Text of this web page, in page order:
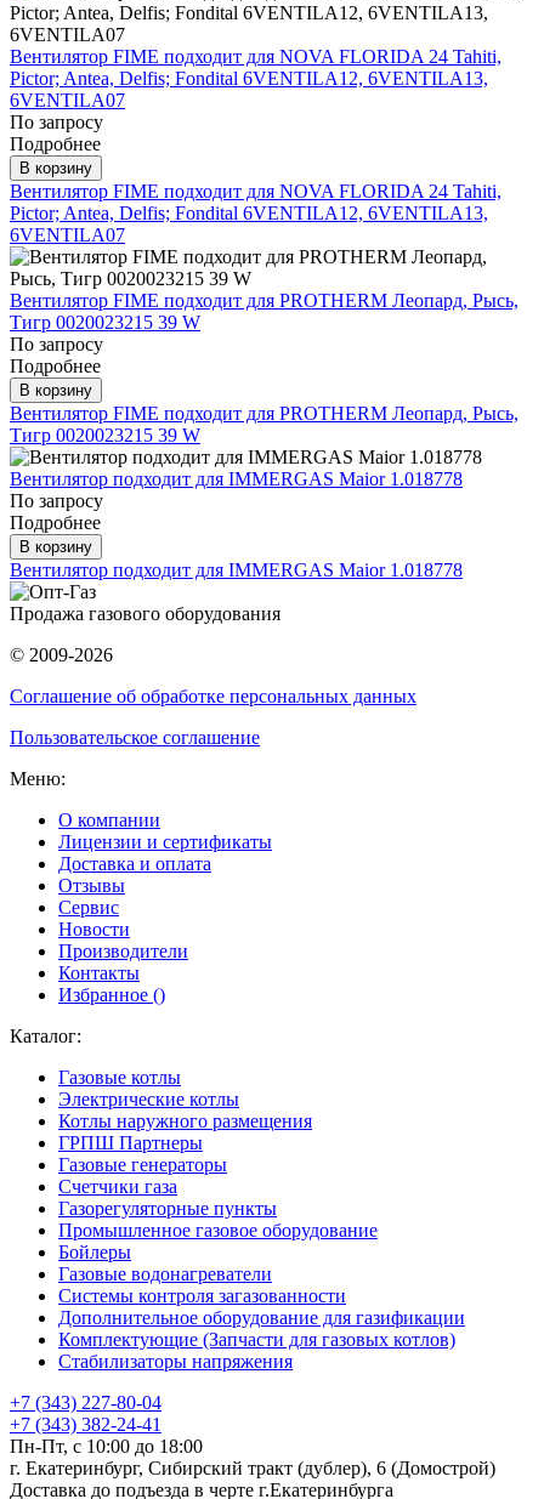
Вентилятор FIME подходит для NOVA FLORIDA 24 Tahiti,
Pictor; Antea, Delfis; Fondital 6VENTILA12, 6VENTILA13,
6VENTILA07
По запросу
Подробнее
В корзину
Вентилятор FIME подходит для NOVA FLORIDA 24 Tahiti,
Pictor; Antea, Delfis; Fondital 6VENTILA12, 6VENTILA13,
6VENTILA07
Вентилятор FIME подходит для PROTHERM Леопард, Рысь,
Тигр 0020023215 39 W
По запросу
Подробнее
В корзину
Вентилятор FIME подходит для PROTHERM Леопард, Рысь,
Тигр 0020023215 39 W
Вентилятор подходит для IMMERGAS Maior 1.018778
По запросу
Подробнее
В корзину
Вентилятор подходит для IMMERGAS Maior 1.018778
Продажа газового оборудования
© 2009-2026
Соглашение об обработке персональных данных
Пользовательское соглашение
Меню:
О компании
Лицензии и сертификаты
Доставка и оплата
Отзывы
Сервис
Новости
Производители
Контакты
Избранное ()
Каталог:
Газовые котлы
Электрические котлы
Котлы наружного размещения
ГРПШ Партнеры
Газовые генераторы
Счетчики газа
Газорегуляторные пункты
Промышленное газовое оборудование
Бойлеры
Газовые водонагреватели
Системы контроля загазованности
Дополнительное оборудование для газификации
Комплектующие (Запчасти для газовых котлов)
Стабилизаторы напряжения
+7 (343) 227-80-04
+7 (343) 382-24-41
Пн-Пт, с 10:00 до 18:00
г. Екатеринбург, Сибирский тракт (дублер), 6 (Домострой)
Доставка до подъезда в черте г.Екатеринбурга